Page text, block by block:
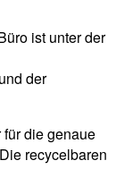
ist unter der
der
die genaue
recycelbaren